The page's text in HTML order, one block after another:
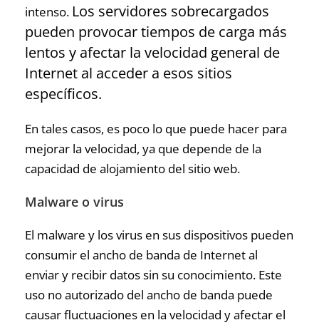
intenso. Los servidores sobrecargados
pueden provocar tiempos de carga más
lentos y afectar la velocidad general de
Internet al acceder a esos sitios
específicos.
En tales casos, es poco lo que puede hacer para
mejorar la velocidad, ya que depende de la
capacidad de alojamiento del sitio web.
Malware o virus
El malware y los virus en sus dispositivos pueden
consumir el ancho de banda de Internet al
enviar y recibir datos sin su conocimiento. Este
uso no autorizado del ancho de banda puede
causar fluctuaciones en la velocidad y afectar el